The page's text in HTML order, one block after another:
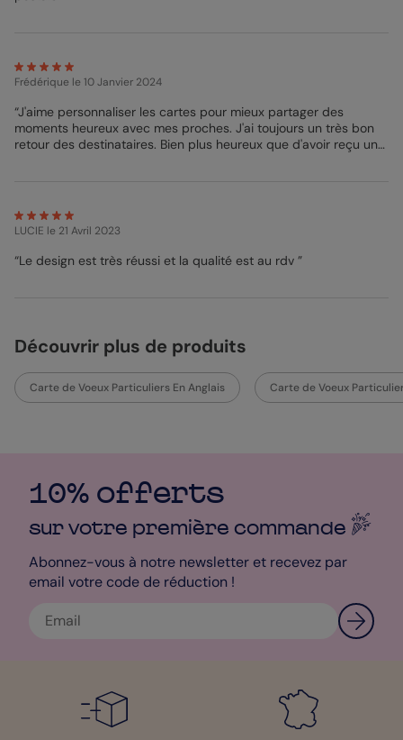
le studio de personnalisation pour créer la carte de vœux à
votre image, qui vous correspond à 100%. Vos proches seront
bien sûr, si vous rencontrez la moindre difficulté ou si vous avez
la moindre question, n’hésitez pas à contacter notre Service
Client qui sera ravi de vous venir en aide ! Excellente création !
Frédérique le 10 Janvier 2024
“J'aime personnaliser les cartes pour mieux partager des
moments heureux avec mes proches. J'ai toujours un très bon
retour des destinataires. Bien plus heureux que d'avoir reçu une
LUCIE le 21 Avril 2023
“Le design est très réussi et la qualité est au rdv ”
Découvrir plus de produits
Carte de Voeux Particuliers En Anglais Carte de Voeux
10% offerts
sur votre première commande
Abonnez-vous à notre newsletter et recevez par
email votre code de réduction !